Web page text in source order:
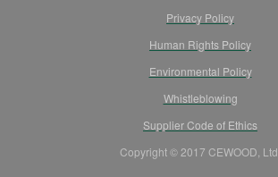
Privacy Policy
Human Rights Policy
Environmental Policy
Whistleblowing
Supplier Code of Ethics
Copyright © 2017 CEWOOD, Ltd.